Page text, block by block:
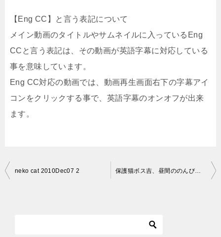
【Eng CC】と言う表記について
メイン動画のタイトルやサムネイルに入っているEng
CCと言う表記は、その動画が英語字幕に対応している
事を意味しています。
Eng CC対応の動画では、動画再生画面右下の字幕アイ
コンをクリックする事で、英語字幕のオンオフが出来
ます。
投
neko cat 2010Dec07 2 保護猫ボス吉、昼間ののんびり時間 Rescued cat, Bosu Cat spends daytime relaxing time